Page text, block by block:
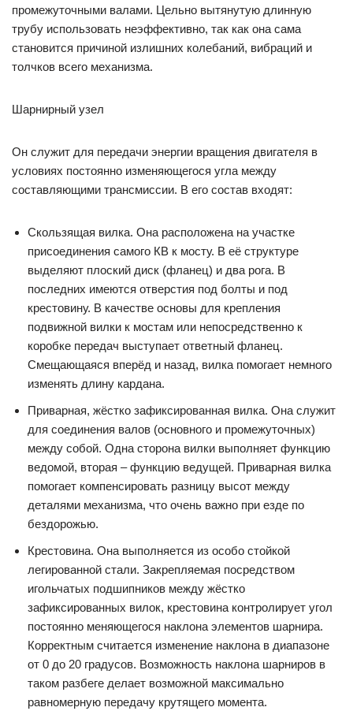
промежуточными валами. Цельно вытянутую длинную
трубу использовать неэффективно, так как она сама
становится причиной излишних колебаний, вибраций и
толчков всего механизма.
Шарнирный узел
Он служит для передачи энергии вращения двигателя в
условиях постоянно изменяющегося угла между
составляющими трансмиссии. В его состав входят:
Скользящая вилка. Она расположена на участке
присоединения самого КВ к мосту. В её структуре
выделяют плоский диск (фланец) и два рога. В
последних имеются отверстия под болты и под
крестовину. В качестве основы для крепления
подвижной вилки к мостам или непосредственно к
коробке передач выступает ответный фланец.
Смещающаяся вперёд и назад, вилка помогает немного
изменять длину кардана.
Приварная, жёстко зафиксированная вилка. Она служит
для соединения валов (основного и промежуточных)
между собой. Одна сторона вилки выполняет функцию
ведомой, вторая – функцию ведущей. Приварная вилка
помогает компенсировать разницу высот между
деталями механизма, что очень важно при езде по
бездорожью.
Крестовина. Она выполняется из особо стойкой
легированной стали. Закрепляемая посредством
игольчатых подшипников между жёстко
зафиксированных вилок, крестовина контролирует угол
постоянно меняющегося наклона элементов шарнира.
Корректным считается изменение наклона в диапазоне
от 0 до 20 градусов. Возможность наклона шарниров в
таком разбеге делает возможной максимально
равномерную передачу крутящего момента.